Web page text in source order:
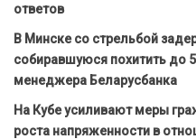
ответов
В Минске со стрельбой
собиравшуюся похитить до
менеджера Беларусбанка
На Кубе усиливают меры
роста напряженности в